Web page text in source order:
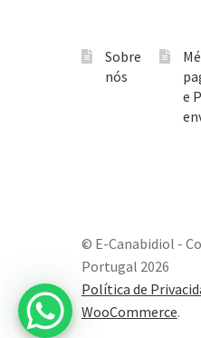
Sobre
nós
e
© E-Canabidiol -
Portugal 2026
Política de
WooCommerce.